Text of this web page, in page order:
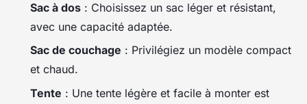
Sac à dos : Choisissez un sac léger et résistant,
avec une capacité adaptée.
Sac de couchage : Privilégiez un modèle compact
et chaud.
Tente : Une tente légère et facile à monter est